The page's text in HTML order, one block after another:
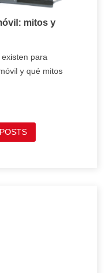
mitos y
para
y qué mitos